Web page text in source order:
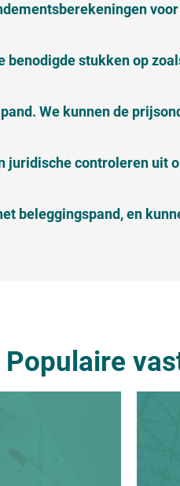
benodigde stukken op
We kunnen de
juridische controleren uit
beleggingspand, en
Populaire